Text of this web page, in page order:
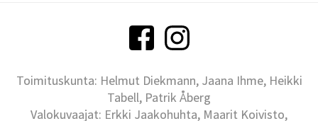
Toimituskunta: Helmut Diekmann, Jaana Ihme, Heikki
Tabell, Patrik Åberg
Valokuvaajat: Erkki Jaakohuhta, Maarit Koivisto,